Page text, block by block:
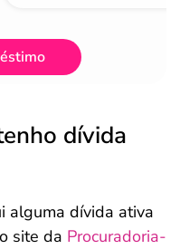
dívida
alguma dívida ativa
site da Procuradoria-